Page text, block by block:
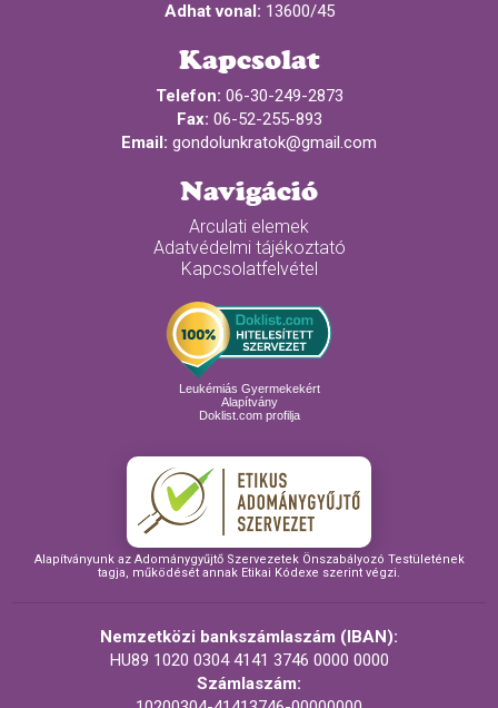
Adhat vonal: 13600/45
Kapcsolat
Telefon: 06-30-249-2873
Fax: 06-52-255-893
Email: gondolunkratok@gmail.com
Navigáció
Arculati elemek
Adatvédelmi tájékoztató
Kapcsolatfelvétel
Leukémiás Gyermekekért
Alapítvány
Doklist.com profilja
Alapítványunk az Adománygyűjtő Szervezetek Önszabályozó Testületének
tagja, működését annak Etikai Kódexe szerint végzi.
Nemzetközi bankszámlaszám (IBAN):
HU89 1020 0304 4141 3746 0000 0000
Számlaszám: